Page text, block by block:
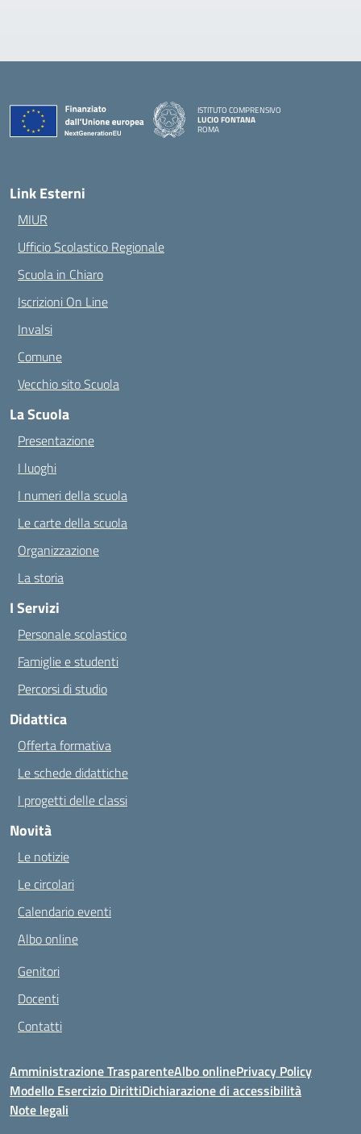
ISTITUTO COMPRENSIVO
LUCIO FONTANA
ROMA
Link Esterni
MIUR
Ufficio Scolastico Regionale
Scuola in Chiaro
Iscrizioni On Line
Invalsi
Comune
Vecchio sito Scuola
La Scuola
Presentazione
I luoghi
I numeri della scuola
Le carte della scuola
Organizzazione
La storia
I Servizi
Personale scolastico
Famiglie e studenti
Percorsi di studio
Didattica
Offerta formativa
Le schede didattiche
I progetti delle classi
Novità
Le notizie
Le circolari
Calendario eventi
Albo online
Genitori
Docenti
Contatti
Amministrazione TrasparenteAlbo onlinePrivacy Policy
Modello Esercizio DirittiDichiarazione di accessibilità
Note legali